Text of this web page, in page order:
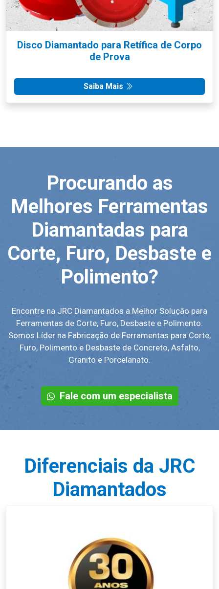
Disco Diamantado para Retífica de Corpo
de Prova
Saiba Mais
Procurando as
Melhores Ferramentas
Diamantadas para
Corte, Furo, Desbaste e
Polimento?
Encontre na JRC Diamantados a Melhor Solução para
Ferramentas de Corte, Furo, Desbaste e Polimento.
Somos Líder na Fabricação de Ferramentas para Corte,
Furo, Polimento e Desbaste de Concreto, Asfalto,
Granito e Porcelanato.
Fale com um especialista
Diferenciais da JRC
Diamantados